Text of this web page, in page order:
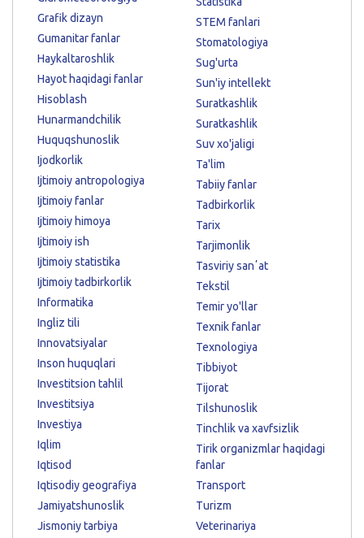
Grafik dizayn
Gumanitar fanlar
Haykaltaroshlik
Hayot haqidagi fanlar
Hisoblash
Hunarmandchilik
Huquqshunoslik
Ijodkorlik
Ijtimoiy antropologiya
Ijtimoiy fanlar
Ijtimoiy himoya
Ijtimoiy ish
Ijtimoiy statistika
Ijtimoiy tadbirkorlik
Informatika
Ingliz tili
Innovatsiyalar
Inson huquqlari
Investitsion tahlil
Investitsiya
Investiya
Iqlim
Iqtisod
Iqtisodiy geografiya
Jamiyatshunoslik
Jismoniy tarbiya
STEM fanlari
Stomatologiya
Sug'urta
Sun'iy intellekt
Suratkashlik
Suratkashlik
Suv xo'jaligi
Ta'lim
Tabiiy fanlar
Tadbirkorlik
Tarix
Tarjimonlik
Tasviriy sanʼat
Tekstil
Temir yo'llar
Texnik fanlar
Texnologiya
Tibbiyot
Tijorat
Tilshunoslik
Tinchlik va xavfsizlik
Tirik organizmlar haqidagi
fanlar
Transport
Turizm
Veterinariya